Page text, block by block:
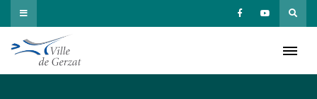
Passer
au
contenu